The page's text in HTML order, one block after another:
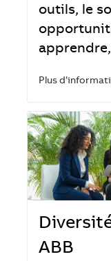
outils, le
Plus
ABB